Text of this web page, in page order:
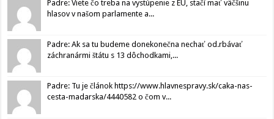
Padre: Viete čo treba na vystúpenie z EU, stačí mať väčšinu
hlasov v našom parlamente a...
Padre: Ak sa tu budeme donekonečna nechať od.rbávať
záchranármi štátu s 13 dôchodkami,...
Padre: Tu je článok https://www.hlavnespravy.sk/caka-nas-
cesta-madarska/4440582 o čom v...